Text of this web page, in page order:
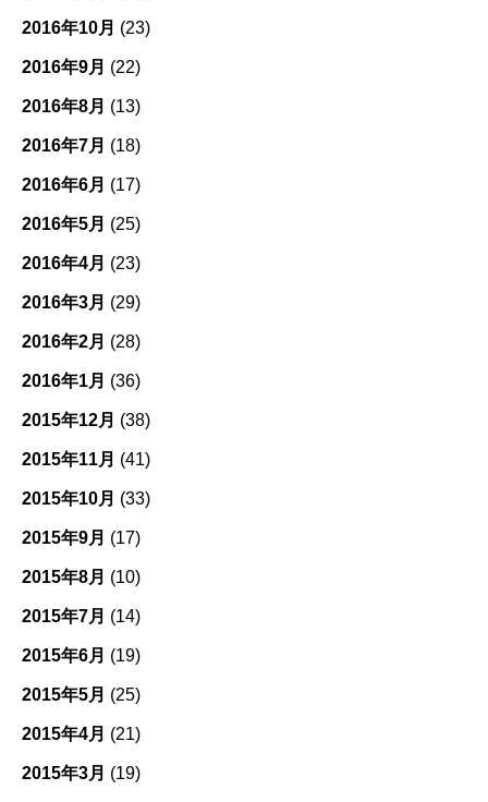
2016年10月 (23)
2016年9月 (22)
2016年8月 (13)
2016年7月 (18)
2016年6月 (17)
2016年5月 (25)
2016年4月 (23)
2016年3月 (29)
2016年2月 (28)
2016年1月 (36)
2015年12月 (38)
2015年11月 (41)
2015年10月 (33)
2015年9月 (17)
2015年8月 (10)
2015年7月 (14)
2015年6月 (19)
2015年5月 (25)
2015年4月 (21)
2015年3月 (19)